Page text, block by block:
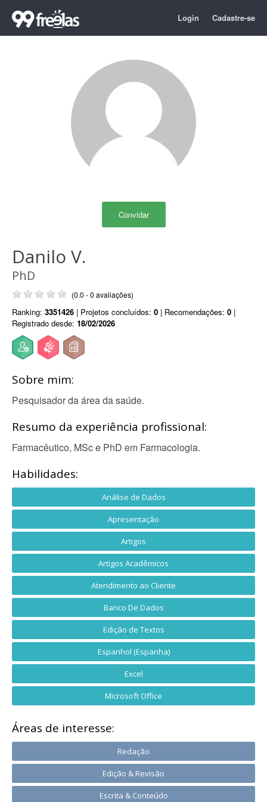
Login Cadastre-se
Convidar
Danilo V.
PhD
(0.0 - 0 avaliações)
Ranking: 3351426 | Projetos concluídos: 0 | Recomendações: 0 |
Registrado desde: 18/02/2026
Sobre mim:
Pesquisador da área da saúde.
Resumo da experiência profissional:
Farmacêutico, MSc e PhD em Farmacologia.
Habilidades:
Análise de Dados
Apresentação
Artigos
Artigos Acadêmicos
Atendimento ao Cliente
Banco De Dados
Edição de Textos
Espanhol (Espanha)
Excel
Microsoft Office
Áreas de interesse:
Redação
Edição & Revisão
Escrita & Conteúdo